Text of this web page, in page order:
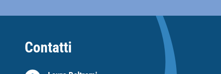
Contatti